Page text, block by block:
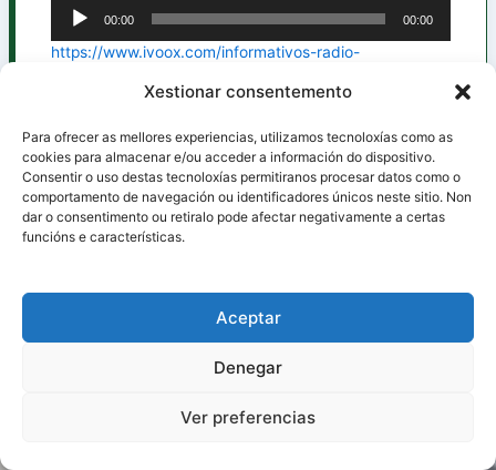
Xestionar consentemento
Para ofrecer as mellores experiencias, utilizamos tecnoloxías como as
cookies para almacenar e/ou acceder a información do dispositivo.
Consentir o uso destas tecnoloxías permitiranos procesar datos como o
comportamento de navegación ou identificadores únicos neste sitio. Non
dar o consentimento ou retiralo pode afectar negativamente a certas
funcións e características.
Aceptar
Denegar
Ver preferencias
Reproductor
de
00:00 00:00
https://www.ivoox.com/informativos-radio-
ANTERIOR SIGUIENTE
Política de Cookies